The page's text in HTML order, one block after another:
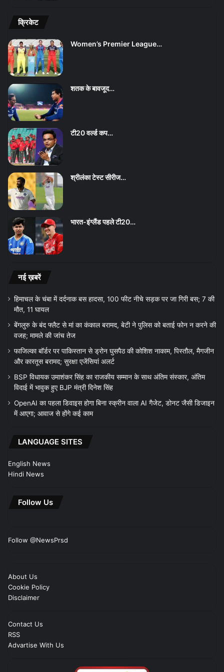
क्रिकेट
Women’s Premier League…
शतक के बावजूद…
टी20 वर्ल्ड कप…
श्रीलंका टेस्ट सीरीज…
भारत-इंग्लैंड पहले टी20…
नई ख़बरें
हिमाचल के चंबा में दर्दनाक बस हादसा, 100 फीट नीचे सड़क पर जा गिरी बस; 7 की
मौत, 11 घायल
बेंगलुरु के बंद फ्लैट से मां का कंकाल बरामद, बेटी ने पुलिस को बताई फोन न करने की
वजह; मामले की जांच तेज
फाजिल्का बॉर्डर पर पाकिस्तान से ड्रोन घुसपैठ की कोशिश नाकाम, पिस्तौल, मैगजीन
और कारतूस बरामद; सुरक्षा एजेंसियां अलर्ट
BSP विधायक उमाशंकर सिंह का राजकीय सम्मान के साथ अंतिम संस्कार, अंतिम
विदाई में भावुक हुए BJP मंत्री दिनेश सिंह
OpenAI का पहला डिवाइस होगा बिना स्क्रीन वाला AI गैजेट, डोनट जैसी डिजाइन
में आएगा; आवाज से होंगे कई काम
LANGUAGE SITES
English News
Hindi News
Follow Us
Follow @NewsPrsd
About Us
Cookie Policy
Disclaimer
Contact Us
RSS
Advartise With Us